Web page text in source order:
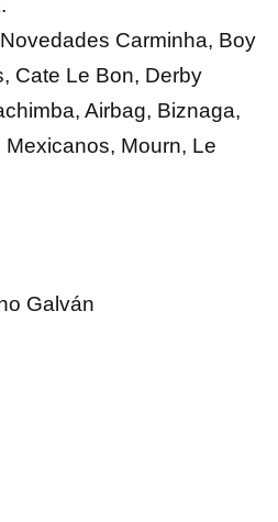
Carminha, Boy
Cate Le Bon, Derby
Airbag, Biznaga,
Mourn, Le
Galván